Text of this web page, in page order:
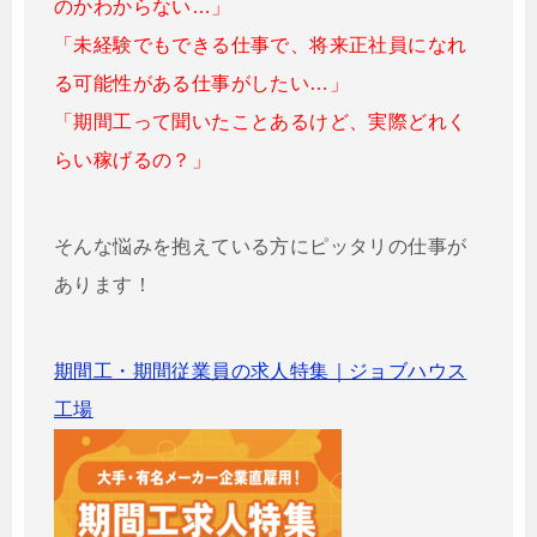
のかわからない…」
「未経験でもできる仕事で、将来正社員になれ
る可能性がある仕事がしたい…」
「期間工って聞いたことあるけど、実際どれく
らい稼げるの？」
そんな悩みを抱えている方にピッタリの仕事が
あります！
期間工・期間従業員の求人特集｜ジョブハウス
工場